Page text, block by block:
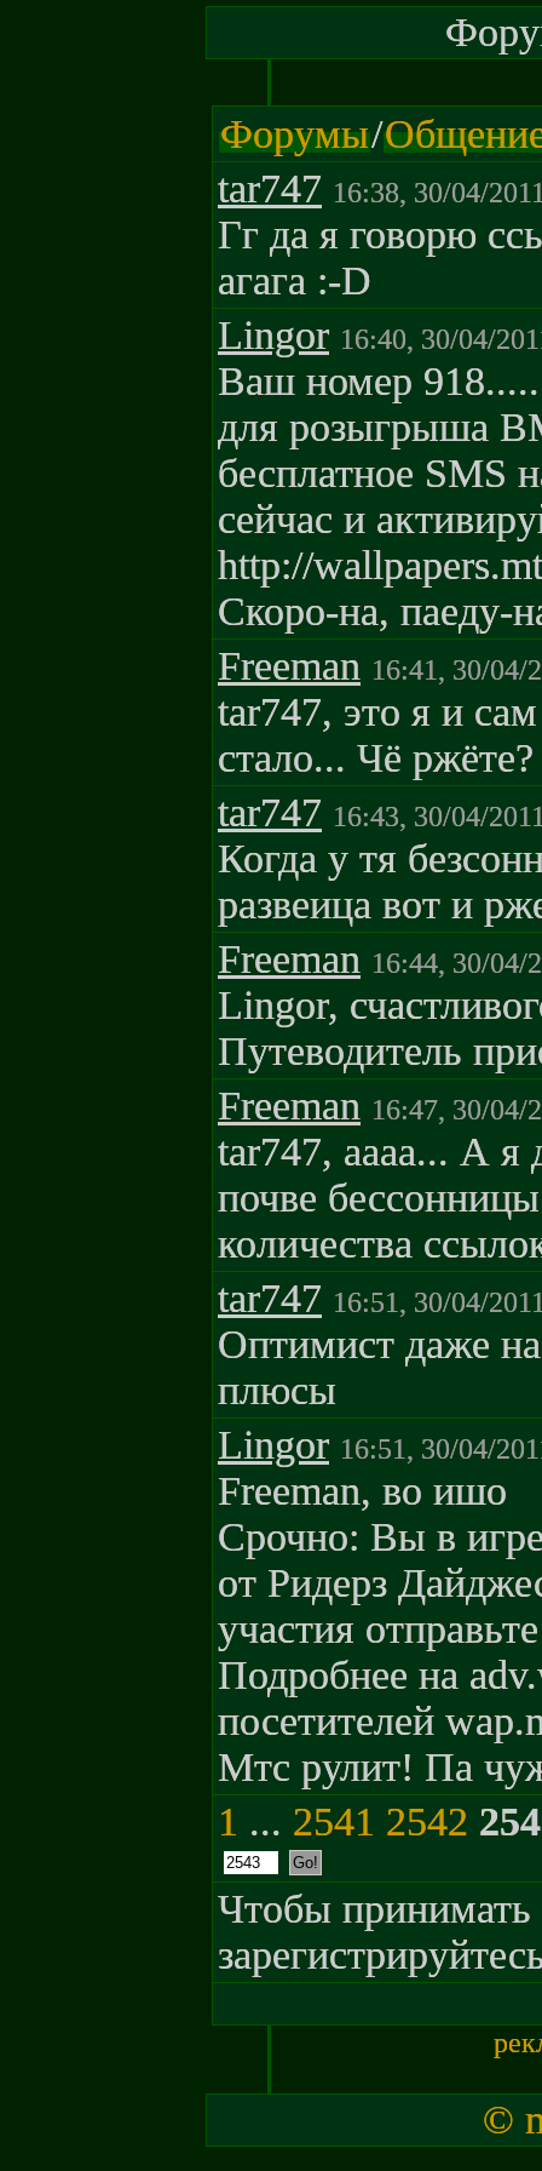
Форумы/
tar747 16:38, 30/04/
Гг да я говорю
агага :-D
Lingor 16:40, 30/04/
Ваш номер
для розыгрыша
бесплатное SMS
сейчас и
http://
Скоро-на, паеду-
Freeman 16:41, 30/04/
tar747, это я и
стало... Чё ржёте?
tar747 16:43, 30/04/
Когда у тя
развеица вот и
Freeman 16:44, 30/04/
Lingor,
Путеводитель
Freeman 16:47, 30/04/
tar747, аааа... А я
почве
количества
tar747 16:51, 30/04/
Оптимист даже
плюсы
Lingor 16:51, 30/04/
Freeman, во ишо
Срочно: Вы в
от Ридерз
участия
Подробнее на
посетителей
Мтс рулит! Па
1 ... 2541 2542
Чтобы принимать
©